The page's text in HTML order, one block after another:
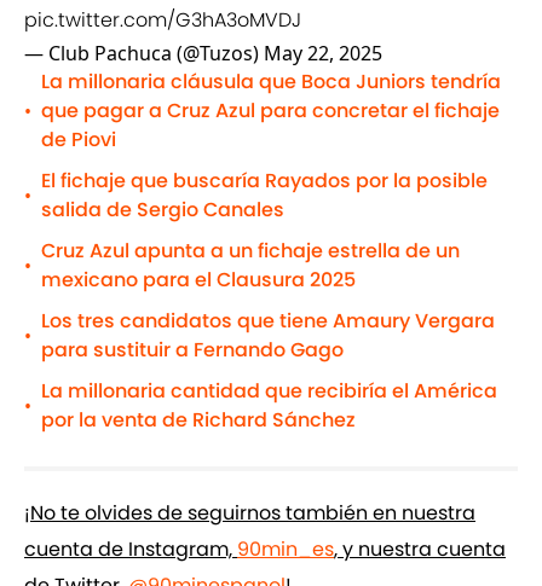
pic.twitter.com/G3hA3oMVDJ
— Club Pachuca (@Tuzos) May 22, 2025
•
La millonaria cláusula que Boca Juniors tendría
que pagar a Cruz Azul para concretar el fichaje
de Piovi
•
El fichaje que buscaría Rayados por la posible
salida de Sergio Canales
•
Cruz Azul apunta a un fichaje estrella de un
mexicano para el Clausura 2025
•
Los tres candidatos que tiene Amaury Vergara
para sustituir a Fernando Gago
•
La millonaria cantidad que recibiría el América
por la venta de Richard Sánchez
¡No te olvides de seguirnos también en nuestra
cuenta de Instagram, 90min_es, y nuestra cuenta